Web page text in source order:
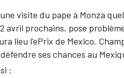
visite du pape à Monza
avril prochains, pose
lieu l'ePrix de Mexico.
ses chances au
: